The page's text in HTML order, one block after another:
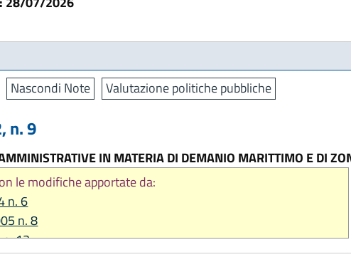
Nascondi Note Valutazione politiche pubbliche
n. 9
IN MATERIA DI DEMANIO MARITTIMO E DI
le modifiche apportate da:
n. 6
n. 8
13